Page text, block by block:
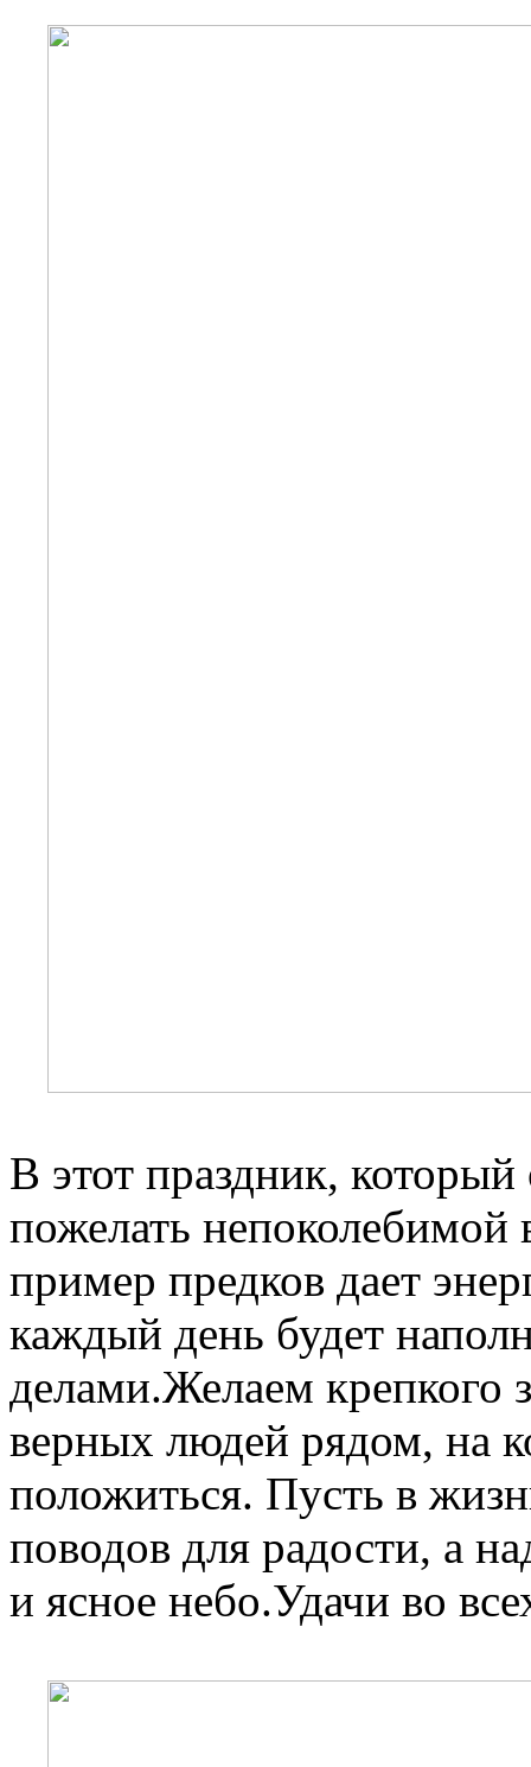
В этот праздник,
пожелать непоколебимой
пример предков дает
каждый день будет
делами.Желаем крепкого
верных людей рядом, на
положиться. Пусть в
поводов для радости, а
и ясное небо.Удачи во